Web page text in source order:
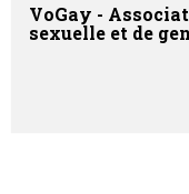
VoGay -
sexuelle et de